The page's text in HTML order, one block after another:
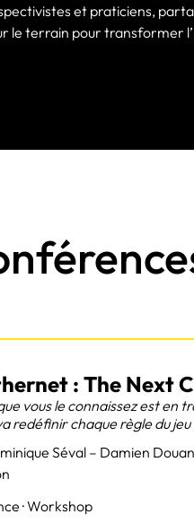
et praticiens,
le terrain pour transformer
: The Next
vous le connaissez est en
redéfinir chaque règle du
Séval – Damien
· Workshop